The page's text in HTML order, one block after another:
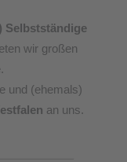
Selbstständige
wir großen
und (ehemals)
an uns.